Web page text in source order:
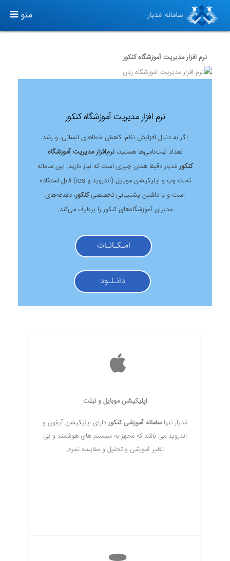
T
O
E
منو
نرم افزار مدیریت آموزشگاه کنکور
نرم افزار مدیریت آموزشگاه کنکور
اگر به دنبال افزایش نظم، کاهش خطاهای انسانی، و رشد
تعداد ثبت‌نامی‌ها هستید، نرم‌افزار مدیریت آموزشگاه
کنکورمَدیار دقیقا همان چیزی است که نیاز دارید. این سامانه
تحت وب و اپلیکیشن موبایل (اندروید و ios) قابل استفاده
است و با داشتن پشتیبانی تخصصیکنکور، دغدغه‌های
مدیران آموزشگاه‌های کنکور را برطرف می‌کند.
امـکـانـات
دانـلـود
اپلیکیشن موبایل و تبلت
مَدیار تنها سامانه آموزشی کنکوردارای اپلیکیشن آیفون و
اندروید می باشد که مجهز به سیستم های هوشمند و بی
نظیر آموزشی و تحلیل و مقایسه نمره.